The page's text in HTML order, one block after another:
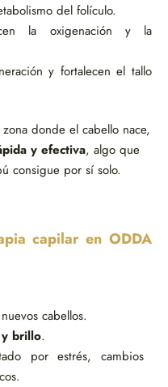
del folículo.
la oxigenación y la
y fortalecen el tallo
donde el cabello nace,
y efectiva, algo que
consigue por sí solo.
capilar en ODDA
cabellos.
brillo.
por estrés, cambios